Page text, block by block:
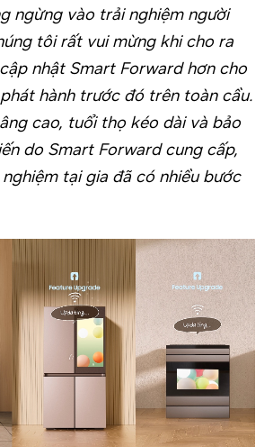
ngừng vào trải nghiệm người
tôi rất vui mừng khi cho ra
nhật Smart Forward hơn cho
hành trước đó trên toàn cầu.
cao, tuổi thọ kéo dài và bảo
do Smart Forward cung cấp,
tại gia đã có nhiều bước